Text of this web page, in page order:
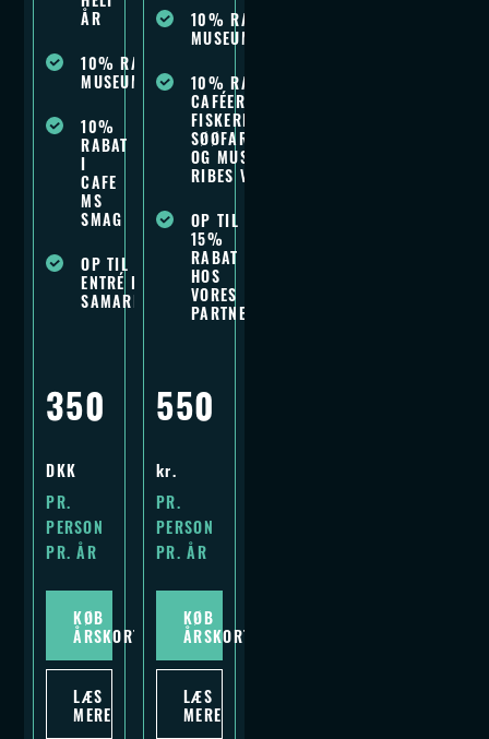
ÅR
10% RABAT I
MUSEUMSBUTIKKEN
10%
RABAT
I
CAFE
MS
SMAG
OP TIL 15% RABAT PÅ
ENTRÉ HOS VORES
SAMARBEJDSPARTNERE
350
DKK
PR.
PERSON
PR. ÅR
KØB
ÅRSKORT
LÆS
MERE
10% RABAT I
MUSEUMSBUTIKKERNE
10% RABAT I
CAFÉERNE PÅ
FISKERI- OG
SØØFARTSMUSEET
OG MUSEET
RIBES VIKINGER
OP TIL
15%
RABAT
HOS
VORES
PARTNERE
550
kr.
PR.
PERSON
PR. ÅR
KØB
ÅRSKORT
LÆS
MERE